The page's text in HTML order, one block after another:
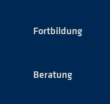
Fortbildung
Beratung